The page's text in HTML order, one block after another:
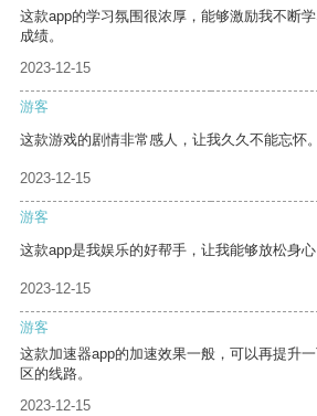
这款app的学习氛围很浓厚，能够激励我不断
成绩。
2023-12-15
游客
这款游戏的剧情非常感人，让我久久不能忘怀。
2023-12-15
游客
这款app是我娱乐的好帮手，让我能够放松身心
2023-12-15
游客
这款加速器app的加速效果一般，可以再提升
区的线路。
2023-12-15